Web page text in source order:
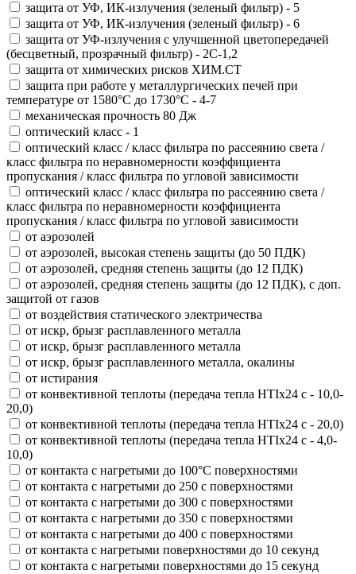
защита от УФ, ИК-излучения (зеленый фильтр) - 5
защита от УФ, ИК-излучения (зеленый фильтр) - 6
защита от УФ-излучения с улучшенной цветопередачей
(бесцветный, прозрачный фильтр) - 2С-1,2
защита от химических рисков ХИМ.СТ
защита при работе у металлургических печей при
температуре от 1580°С до 1730°С - 4-7
механическая прочность 80 Дж
оптический класс - 1
оптический класс / класс фильтра по рассеянию света /
класс фильтра по неравномерности коэффициента
пропускания / класс фильтра по угловой зависимости
оптический класс / класс фильтра по рассеянию света /
класс фильтра по неравномерности коэффициента
пропускания / класс фильтра по угловой зависимости
от аэрозолей
от аэрозолей, высокая степень защиты (до 50 ПДК)
от аэрозолей, средняя степень защиты (до 12 ПДК)
от аэрозолей, средняя степень защиты (до 12 ПДК), с доп.
защитой от газов
от воздействия статического электричества
от искр, брызг расплавленного металла
от искр, брызг расплавленного металла
от искр, брызг расплавленного металла, окалины
от истирания
от конвективной теплоты (передача тепла HTIx24 с - 10,0-
20,0)
от конвективной теплоты (передача тепла HTIx24 с - 20,0)
от конвективной теплоты (передача тепла HTIx24 с - 4,0-
10,0)
от контакта с нагретыми до 100°С поверхностями
от контакта с нагретыми до 250 с поверхностями
от контакта с нагретыми до 300 с поверхностями
от контакта с нагретыми до 350 с поверхностями
от контакта с нагретыми до 400 с поверхностями
от контакта с нагретыми поверхностями до 10 секунд
от контакта с нагретыми поверхностями до 15 секунд